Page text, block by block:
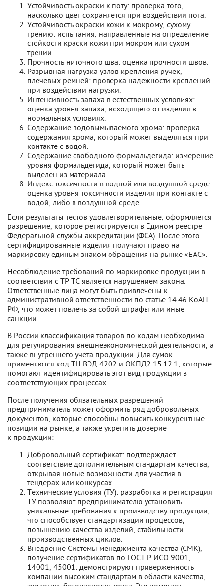
Устойчивость окраски к поту: проверка того,
насколько цвет сохраняется при воздействии пота.
Устойчивость окраски кожи к мокрому, сухому
трению: испытания, направленные на определение
стойкости краски кожи при мокром или сухом
трении.
Прочность ниточного шва: оценка прочности швов.
Разрывная нагрузка узлов крепления ручек,
плечевых ремней: проверка надежности креплений
при воздействии нагрузки.
Интенсивность запаха в естественных условиях:
оценка уровня запаха, исходящего от изделия в
нормальных условиях.
Содержание водовымываемого хрома: проверка
содержания хрома, который может выделяться при
контакте с водой.
Содержание свободного формальдегида: измерение
уровня формальдегида, который может быть
выделен из материала.
Индекс токсичности в водной или воздушной среде:
оценка уровня токсичности изделия при контакте с
водой, либо в воздушной среде.
Если результаты тестов удовлетворительные, оформляется
разрешение, которое регистрируется в Едином реестре
Федеральной службы аккредитации (ФСА). После этого
сертифицированные изделия получают право на
маркировку единым знаком обращения на рынке «ЕАС».
Несоблюдение требований по маркировке продукции в
соответствии с ТР ТС является нарушением закона.
Ответственные лица могут быть привлечены к
административной ответственности по статье 14.46 КоАП
РФ, что может повлечь за собой штрафы или иные
санкции.
В России классификация товаров по кодам необходима
для регулирования внешнеэкономической деятельности, а
также внутреннего учета продукции. Для сумок
применяются код ТН ВЭД 4202 и ОКПД2 15.12.1, которые
помогают идентифицировать этот вид продукции в
соответствующих процессах.
После получения обязательных разрешений
предприниматель может оформить ряд добровольных
документов, которые способны повысить конкурентные
позиции на рынке, а также укрепить доверие
к продукции:
Добровольный сертификат: подтверждает
соответствие дополнительным стандартам качества,
открывая новые возможности для участия в
тендерах или конкурсах.
Технические условия (ТУ): разработка и регистрация
ТУ позволяют предпринимателю установить
уникальные требования к производству продукции,
что способствует стандартизации процессов,
повышению качества изделий, стабильности
производственных циклов.
Внедрение Системы менеджмента качества (СМК),
получение сертификатов по ГОСТ Р ИСО 9001,
14001, 45001: демонстрируют приверженность
компании высоким стандартам в области качества,